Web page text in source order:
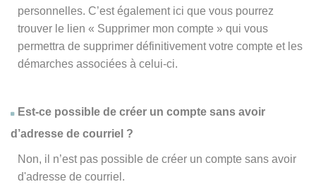
personnelles. C’est également ici que vous pourrez
trouver le lien « Supprimer mon compte » qui vous
permettra de supprimer définitivement votre compte et les
démarches associées à celui-ci.
Est-ce possible de créer un compte sans avoir
d’adresse de courriel ?
Non, il n’est pas possible de créer un compte sans avoir
d'adresse de courriel.